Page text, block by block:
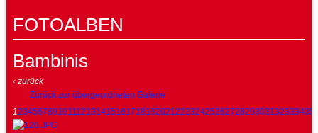
FOTOALBEN
Bambinis
‹ zurück
Zurück zur übergeordneten Galerie
1234567891011 12131415161718192021 22232425262728293031 32333435